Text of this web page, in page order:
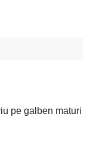
pe galben maturi